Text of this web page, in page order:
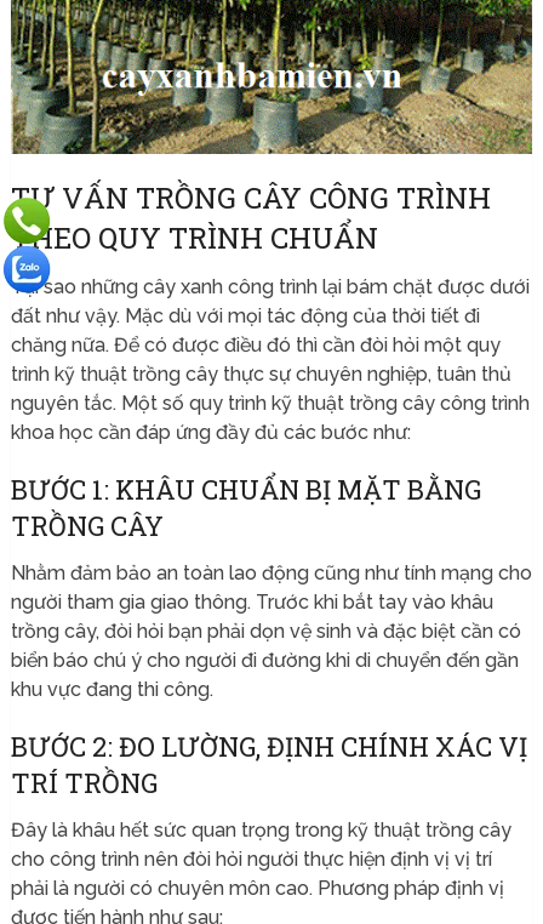
TƯ VẤN TRỒNG CÂY CÔNG TRÌNH
THEO QUY TRÌNH CHUẨN
Tại sao những cây xanh công trình lại bám chặt được dưới
đất như vậy. Mặc dù với mọi tác động của thời tiết đi
chăng nữa. Để có được điều đó thì cần đòi hỏi một quy
trình kỹ thuật trồng cây thực sự chuyên nghiệp, tuân thủ
nguyên tắc. Một số quy trình kỹ thuật trồng cây công trình
khoa học cần đáp ứng đầy đủ các bước như:
BƯỚC 1: KHÂU CHUẨN BỊ MẶT BẰNG
TRỒNG CÂY
Nhằm đảm bảo an toàn lao động cũng như tính mạng cho
người tham gia giao thông. Trước khi bắt tay vào khâu
trồng cây, đòi hỏi bạn phải dọn vệ sinh và đặc biệt cần có
biển báo chú ý cho người đi đường khi di chuyển đến gần
khu vực đang thi công.
BƯỚC 2: ĐO LƯỜNG, ĐỊNH CHÍNH XÁC VỊ
TRÍ TRỒNG
Đây là khâu hết sức quan trọng trong kỹ thuật trồng cây
cho công trình nên đòi hỏi người thực hiện định vị vị trí
phải là người có chuyên môn cao. Phương pháp định vị
được tiến hành như sau: